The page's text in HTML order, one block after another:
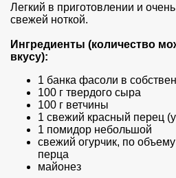
Легкий в приготовлении и
свежей ноткой.
Ингредиенты (количество
вкусу):
1 банка фасоли в
100 г твердого сыра
100 г ветчины
1 свежий красный перец
1 помидор небольшой
свежий огурчик, по
перца
майонез